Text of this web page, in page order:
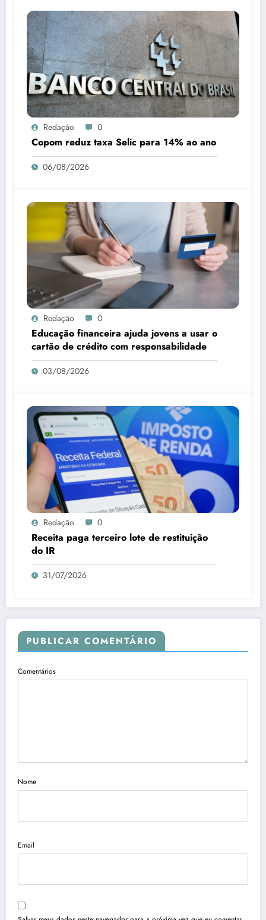
Redação 0
Copom reduz taxa Selic para 14% ao ano
06/08/2026
Redação 0
Educação financeira ajuda jovens a usar o
cartão de crédito com responsabilidade
03/08/2026
Redação 0
Receita paga terceiro lote de restituição
do IR
31/07/2026
PUBLICAR COMENTÁRIO
Comentários
Nome
Email